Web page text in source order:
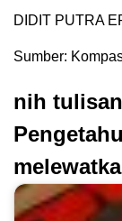
DIDIT PUTRA
Sumber:
nih